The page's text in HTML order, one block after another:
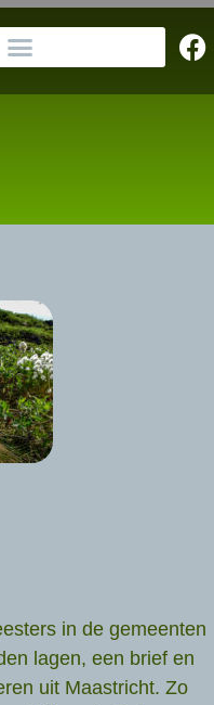
in de gemeenten
lagen, een brief en
uit Maastricht. Zo